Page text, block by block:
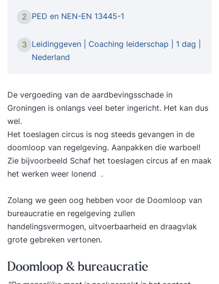
die processen willen verbeteren binnen sectoren
zoals de zorg, overheid, financiële of zakelijke
dienstverlening. Tijdens de training voer je een
Met behulp van de DMAIC-structuur (Define,
Measure, Analyze, Improve, Control) leer je
complexe vraagstukken gestructureerd en data-
gedreven aanpakken. Onze opleiding voldoet
aan de internationale ISO18404 en ISO13053
standaarden, wat garant staat voor hoge
kwaliteit en praktijkgerichte toepassing. In
deze training een praktijkproject, waarbij je
intensieve begeleiding krijgt van een ervaren
(Master) Black Belt. Je staat er dus nooit alleen
voor. Daarnaast heb je onbeperkt toegang tot
onze digitale leeromgeving MyTraining, met
theorie, video’s, oefenexamens en online boeken.
Zo heb je altijd de juiste kennis bij de hand. Vanaf
2 PED en NEN-EN 13445-1
3 Leidinggeven | Coaching leiderschap | 1 dag |
Nederland
De vergoeding van de aardbevingsschade in
Groningen is onlangs veel beter ingericht. Het kan dus
wel.
Het toeslagen circus is nog steeds gevangen in de
doomloop van regelgeving. Aanpakken die warboel!
Zie bijvoorbeeld Schaf het toeslagen circus af en maak
het werken weer lonend .
Zolang we geen oog hebben voor de Doomloop van
bureaucratie en regelgeving zullen
handelingsvermogen, uitvoerbaarheid en draagvlak
grote gebreken vertonen.
Doomloop & bureaucratie